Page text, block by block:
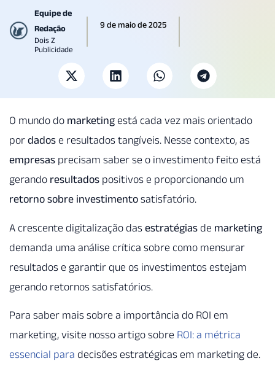
Equipe de
Redação
Dois Z
Publicidade
9 de maio de 2025
O mundo do marketingestá cada vez mais orientado
por dados e resultados tangíveis. Nesse contexto, as
empresas precisam saber se o investimento feito está
gerando resultados positivos e proporcionando um
retorno sobre investimento satisfatório.
A crescente digitalização das estratégias de marketing
demanda uma análise crítica sobre como mensurar
resultados e garantir que os investimentos estejam
gerando retornos satisfatórios.
Para saber mais sobre a importância do ROI em
marketing, visite nosso artigo sobre ROI: a métrica
essencial para decisões estratégicas em marketing de.